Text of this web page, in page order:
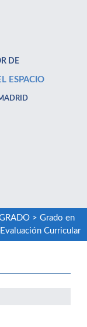
DE
ESPACIO
> Grado en
Curricular